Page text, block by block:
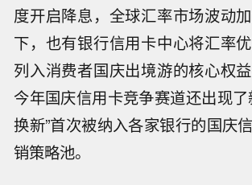
度开启降息，全球汇率市场波动
下，也有银行信用卡中心将汇率
列入消费者国庆出境游的核心权益
今年国庆信用卡竞争赛道还出现了
换新”首次被纳入各家银行的国庆
销策略池。